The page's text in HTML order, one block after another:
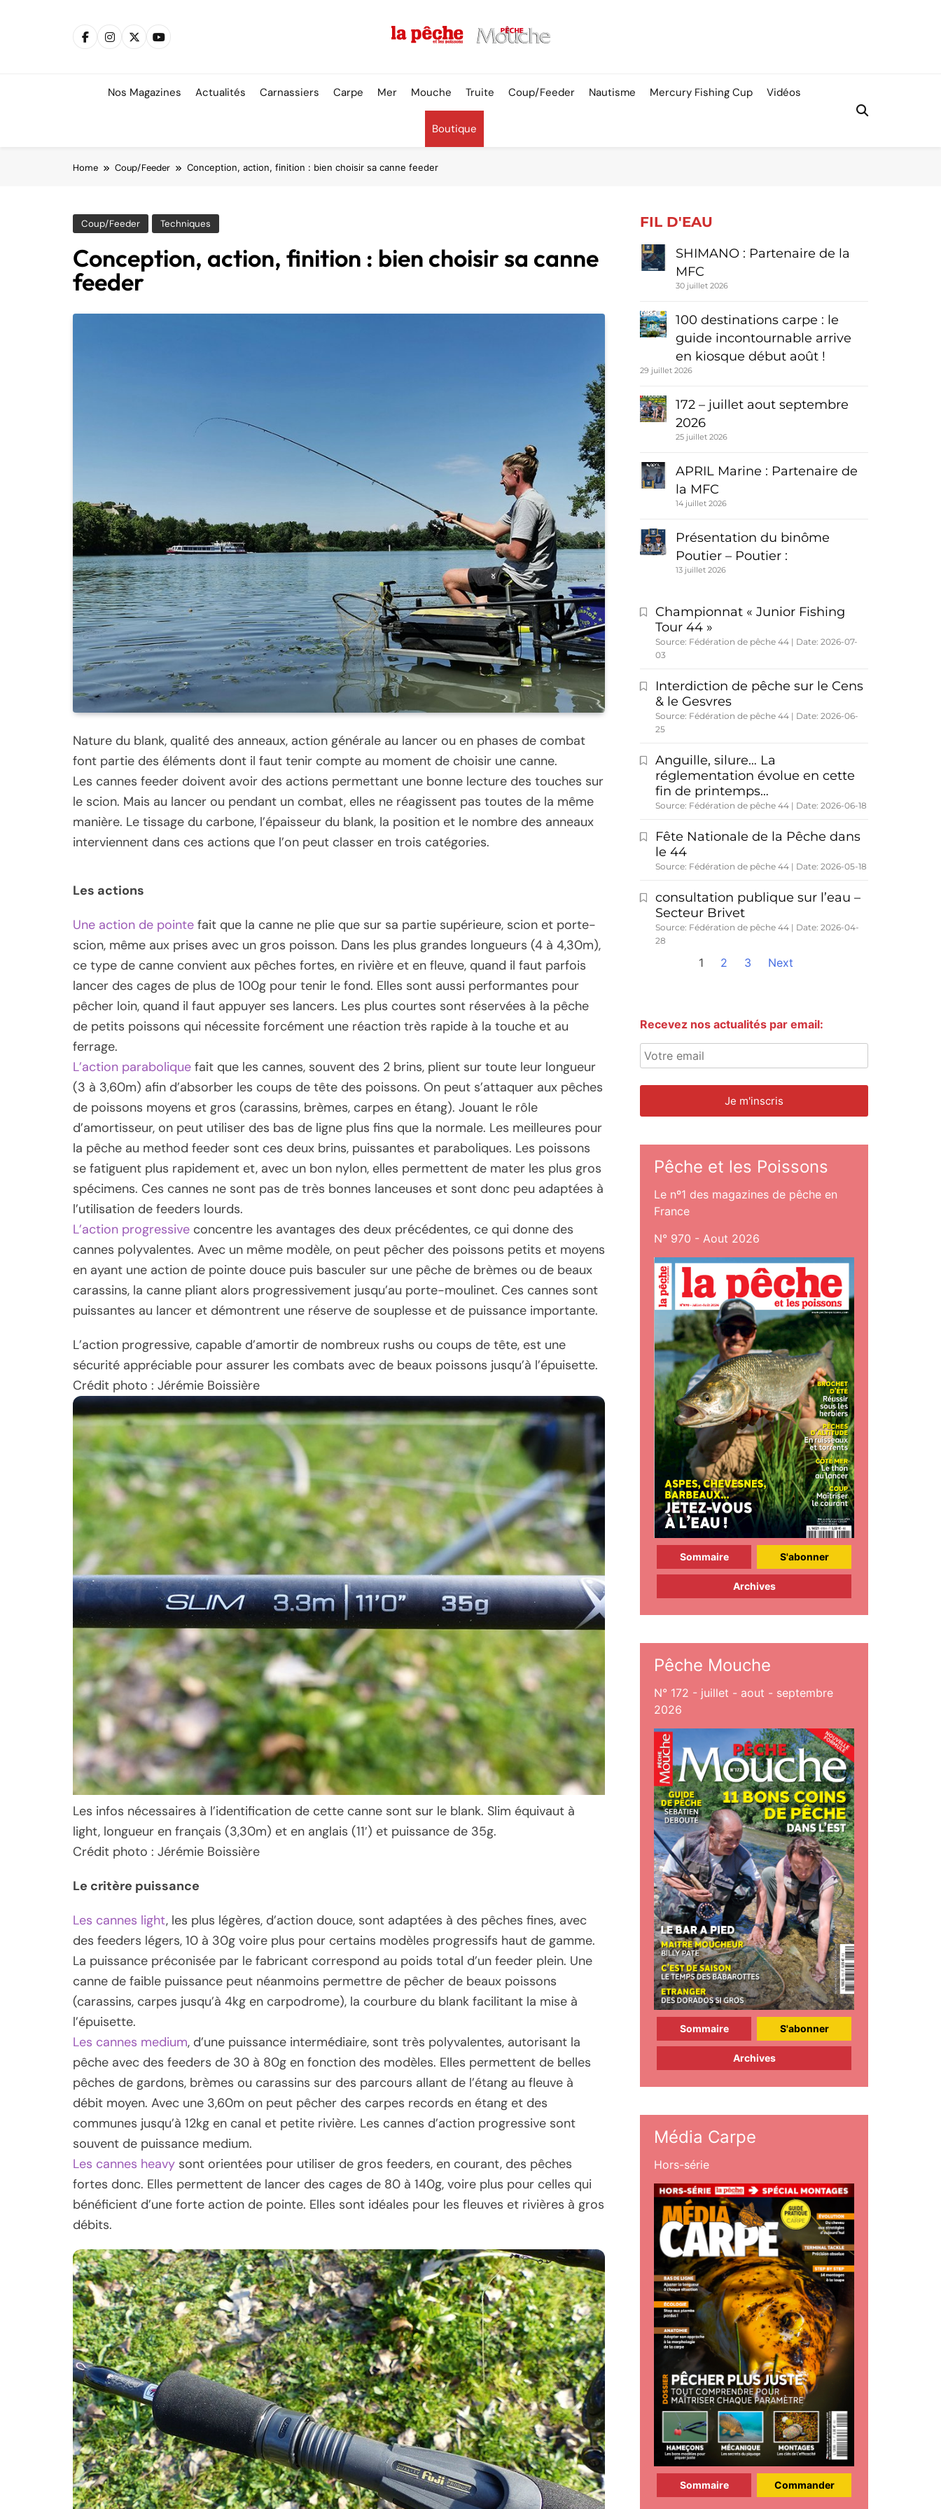
Nos Magazines Actualités Carnassiers Carpe Mer Mouche Truite Coup/Feeder Nautisme Mercury Fishing Cup Vidéos
Boutique
Home Coup/Feeder Conception, action, finition : bien choisir sa canne feeder
Coup/Feeder Techniques
Conception, action, finition : bien choisir sa canne
feeder
Nature du blank, qualité des anneaux, action générale au lancer ou en phases de combat
font partie des éléments dont il faut tenir compte au moment de choisir une canne.
Les cannes feeder doivent avoir des actions permettant une bonne lecture des touches sur
le scion. Mais au lancer ou pendant un combat, elles ne réagissent pas toutes de la même
manière. Le tissage du carbone, l’épaisseur du blank, la position et le nombre des anneaux
interviennent dans ces actions que l’on peut classer en trois catégories.
Les actions
Une action de pointe fait que la canne ne plie que sur sa partie supérieure, scion et porte-
scion, même aux prises avec un gros poisson. Dans les plus grandes longueurs (4 à 4,30m),
ce type de canne convient aux pêches fortes, en rivière et en fleuve, quand il faut parfois
lancer des cages de plus de 100g pour tenir le fond. Elles sont aussi performantes pour
pêcher loin, quand il faut appuyer ses lancers. Les plus courtes sont réservées à la pêche
de petits poissons qui nécessite forcément une réaction très rapide à la touche et au
ferrage.
L’action parabolique fait que les cannes, souvent des 2 brins, plient sur toute leur longueur
(3 à 3,60m) afin d’absorber les coups de tête des poissons. On peut s’attaquer aux pêches
de poissons moyens et gros (carassins, brèmes, carpes en étang). Jouant le rôle
d’amortisseur, on peut utiliser des bas de ligne plus fins que la normale. Les meilleures pour
la pêche au method feeder sont ces deux brins, puissantes et paraboliques. Les poissons
se fatiguent plus rapidement et, avec un bon nylon, elles permettent de mater les plus gros
spécimens. Ces cannes ne sont pas de très bonnes lanceuses et sont donc peu adaptées à
l’utilisation de feeders lourds.
L’action progressive concentre les avantages des deux précédentes, ce qui donne des
cannes polyvalentes. Avec un même modèle, on peut pêcher des poissons petits et moyens
en ayant une action de pointe douce puis basculer sur une pêche de brèmes ou de beaux
carassins, la canne pliant alors progressivement jusqu’au porte-moulinet. Ces cannes sont
puissantes au lancer et démontrent une réserve de souplesse et de puissance importante.
L’action progressive, capable d’amortir de nombreux rushs ou coups de tête, est une
sécurité appréciable pour assurer les combats avec de beaux poissons jusqu’à l’épuisette.
Crédit photo : Jérémie Boissière
Les infos nécessaires à l’identification de cette canne sont sur le blank. Slim équivaut à
light, longueur en français (3,30m) et en anglais (11′) et puissance de 35g.
Crédit photo : Jérémie Boissière
Le critère puissance
Les cannes light, les plus légères, d’action douce, sont adaptées à des pêches fines, avec
des feeders légers, 10 à 30g voire plus pour certains modèles progressifs haut de gamme.
La puissance préconisée par le fabricant correspond au poids total d’un feeder plein. Une
canne de faible puissance peut néanmoins permettre de pêcher de beaux poissons
(carassins, carpes jusqu’à 4kg en carpodrome), la courbure du blank facilitant la mise à
l’épuisette.
Les cannes medium, d’une puissance intermédiaire, sont très polyvalentes, autorisant la
pêche avec des feeders de 30 à 80g en fonction des modèles. Elles permettent de belles
pêches de gardons, brèmes ou carassins sur des parcours allant de l’étang au fleuve à
débit moyen. Avec une 3,60m on peut pêcher des carpes records en étang et des
communes jusqu’à 12kg en canal et petite rivière. Les cannes d’action progressive sont
souvent de puissance medium.
Les cannes heavy sont orientées pour utiliser de gros feeders, en courant, des pêches
fortes donc. Elles permettent de lancer des cages de 80 à 140g, voire plus pour celles qui
bénéficient d’une forte action de pointe. Elles sont idéales pour les fleuves et rivières à gros
débits.
FIL D'EAU
SHIMANO : Partenaire de la
MFC
30 juillet 2026
100 destinations carpe : le
guide incontournable arrive
en kiosque début août !
29 juillet 2026
172 – juillet aout septembre
2026
25 juillet 2026
APRIL Marine : Partenaire de
la MFC
14 juillet 2026
Présentation du binôme
Poutier – Poutier :
13 juillet 2026
Championnat « Junior Fishing
Tour 44 »
Source: Fédération de pêche 44
Date: 2026-07-
03
Interdiction de pêche sur le Cens
& le Gesvres
Source: Fédération de pêche 44
Date: 2026-06-
25
Anguille, silure… La
réglementation évolue en cette
fin de printemps…
Source: Fédération de pêche 44 Date: 2026-06-18
Fête Nationale de la Pêche dans
le 44
Source: Fédération de pêche 44 Date: 2026-05-18
consultation publique sur l’eau –
Secteur Brivet
Source: Fédération de pêche 44
Date: 2026-04-
28
1 2 3 Next
Recevez nos actualités par email:
Pêche et les Poissons
Le nº1 des magazines de pêche en
France
N° 970 - Aout 2026
Sommaire S'abonner
Archives
Pêche Mouche
N° 172 - juillet - aout - septembre
2026
Sommaire S'abonner
Archives
Média Carpe
Hors-série
Sommaire Commander